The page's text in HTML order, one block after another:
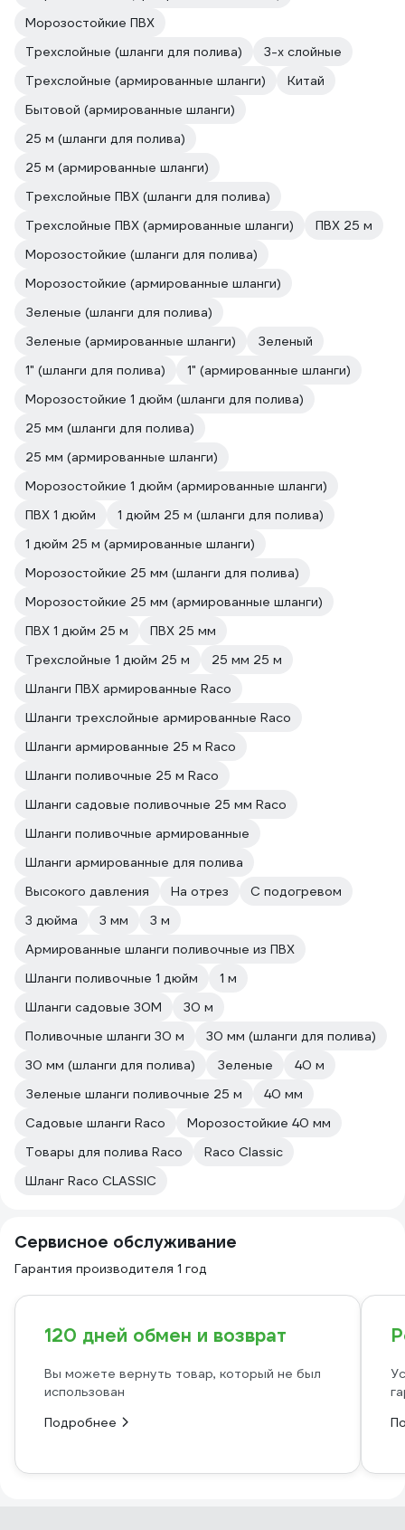
Морозостойкие ПВХ
Трехслойные (шланги для полива)
3-х слойные
Трехслойные (армированные шланги)
Китай
Бытовой (армированные шланги)
25 м (шланги для полива)
25 м (армированные шланги)
Трехслойные ПВХ (шланги для полива)
Трехслойные ПВХ (армированные шланги)
ПВХ 25 м
Морозостойкие (шланги для полива)
Морозостойкие (армированные шланги)
Зеленые (шланги для полива)
Зеленые (армированные шланги)
Зеленый
1" (шланги для полива)
1" (армированные шланги)
Морозостойкие 1 дюйм (шланги для полива)
25 мм (шланги для полива)
25 мм (армированные шланги)
Морозостойкие 1 дюйм (армированные шланги)
ПВХ 1 дюйм
1 дюйм 25 м (шланги для полива)
1 дюйм 25 м (армированные шланги)
Морозостойкие 25 мм (шланги для полива)
Морозостойкие 25 мм (армированные шланги)
ПВХ 1 дюйм 25 м
ПВХ 25 мм
Трехслойные 1 дюйм 25 м
25 мм 25 м
Шланги ПВХ армированные Raco
Шланги трехслойные армированные Raco
Шланги армированные 25 м Raco
Шланги поливочные 25 м Raco
Шланги садовые поливочные 25 мм Raco
Шланги поливочные армированные
Шланги армированные для полива
Высокого давления
На отрез
С подогревом
3 дюйма
3 мм
3 м
Армированные шланги поливочные из ПВХ
Шланги поливочные 1 дюйм
1 м
Шланги садовые 30М
30 м
Поливочные шланги 30 м
30 мм (шланги для полива)
30 мм (шланги для полива)
Зеленые
40 м
Зеленые шланги поливочные 25 м
40 мм
Садовые шланги Raco
Морозостойкие 40 мм
Товары для полива Raco
Raco Classic
Шланг Raco CLASSIC
Сервисное обслуживание
Гарантия производителя 1 год
120 дней обмен и возврат
Вы можете вернуть товар, который не был
использован
Подробнее